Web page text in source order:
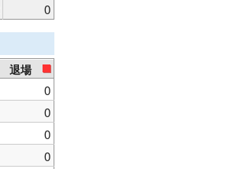
0
退場
0
0
0
0